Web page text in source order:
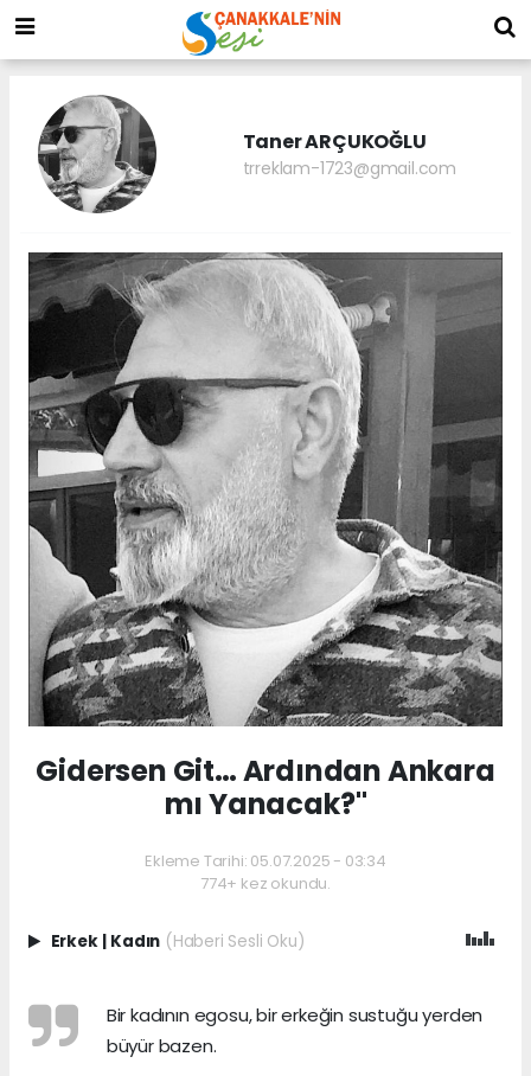
Taner ARÇUKOĞLU
trreklam-1723@gmail.com
Gidersen Git… Ardından Ankara
mı Yanacak?"
Ekleme Tarihi: 05.07.2025 - 03:34
774+ kez okundu.
Erkek | Kadın (Haberi Sesli Oku)
Bir kadının egosu, bir erkeğin sustuğu yerden
büyür bazen.